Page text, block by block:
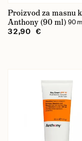
Proizvod za masnu
Anthony (90 ml) 90
32,90 €